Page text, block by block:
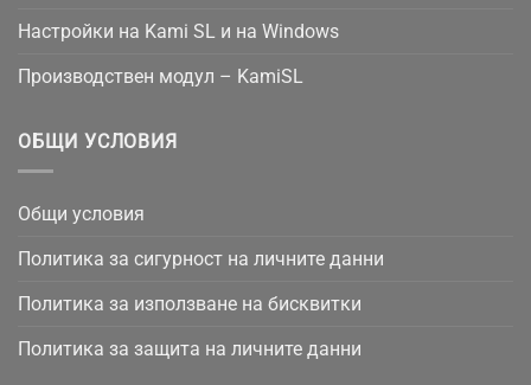
Настройки на Kami SL и на Windows
Производствен модул – KamiSL
ОБЩИ УСЛОВИЯ
Общи условия
Политика за сигурност на личните данни
Политика за използване на бисквитки
Политика за защита на личните данни